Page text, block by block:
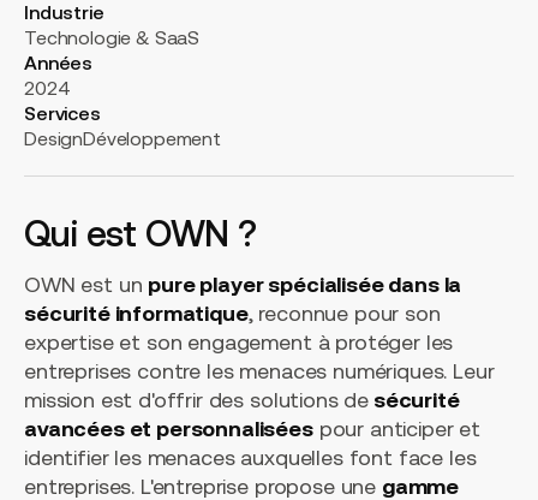
Industrie
Technologie & SaaS
Années
2024
Services
DesignDéveloppement
Qui est OWN ?
OWN est un pure player spécialisée dans la
sécurité informatique, reconnue pour son
expertise et son engagement à protéger les
entreprises contre les menaces numériques. Leur
mission est d'offrir des solutions de sécurité
avancées et personnaliséespour anticiper et
identifier les menaces auxquelles font face les
entreprises. L'entreprise propose une gamme